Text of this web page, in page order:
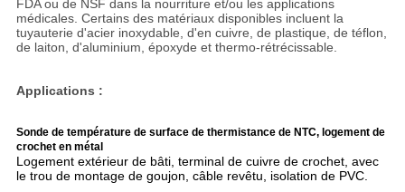
FDA ou de NSF dans la nourriture et/ou les applications
médicales. Certains des matériaux disponibles incluent la
tuyauterie d'acier inoxydable, d'en cuivre, de plastique, de téflon,
de laiton, d'aluminium, époxyde et thermo-rétrécissable.
Applications :
Sonde de température de surface de thermistance de NTC, logement de
crochet en métal
Logement extérieur de bâti, terminal de cuivre de crochet, avec
le trou de montage de goujon, câble revêtu, isolation de PVC.